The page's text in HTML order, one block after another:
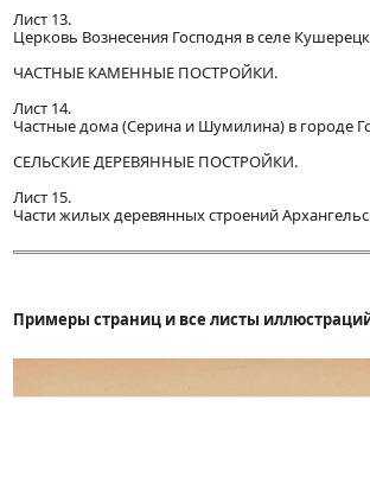
Лист 13.
Церковь Вознесения Господня в селе
ЧАСТНЫЕ КАМЕННЫЕ ПОСТРОЙКИ.
Лист 14.
Частные дома (Серина и Шумилина) в городе
СЕЛЬСКИЕ ДЕРЕВЯННЫЕ ПОСТРОЙКИ.
Лист 15.
Части жилых деревянных строений
Примеры страниц и все листы